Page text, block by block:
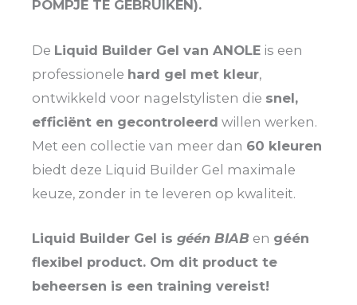
POMPJE TE GEBRUIKEN).
De Liquid Builder Gel van ANOLE is een
professionele hard gel met kleur,
ontwikkeld voor nagelstylisten die snel,
efficiënt en gecontroleerd willen werken.
Met een collectie van meer dan 60 kleuren
biedt deze Liquid Builder Gel maximale
keuze, zonder in te leveren op kwaliteit.
Liquid Builder Gel is géén BIAB en géén
flexibel product. Om dit product te
beheersen is een training vereist!